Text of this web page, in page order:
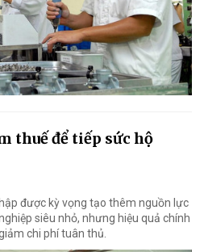
thuế để tiếp sức hộ
được kỳ vọng tạo thêm nguồn lực
siêu nhỏ, nhưng hiệu quả chính
chi phí tuân thủ.